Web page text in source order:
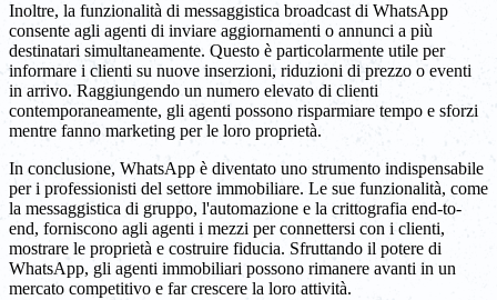
Inoltre, la funzionalità di messaggistica broadcast di WhatsApp
consente agli agenti di inviare aggiornamenti o annunci a più
destinatari simultaneamente. Questo è particolarmente utile per
informare i clienti su nuove inserzioni, riduzioni di prezzo o eventi
in arrivo. Raggiungendo un numero elevato di clienti
contemporaneamente, gli agenti possono risparmiare tempo e sforzi
mentre fanno marketing per le loro proprietà.
In conclusione, WhatsApp è diventato uno strumento indispensabile
per i professionisti del settore immobiliare. Le sue funzionalità, come
la messaggistica di gruppo, l'automazione e la crittografia end-to-
end, forniscono agli agenti i mezzi per connettersi con i clienti,
mostrare le proprietà e costruire fiducia. Sfruttando il potere di
WhatsApp, gli agenti immobiliari possono rimanere avanti in un
mercato competitivo e far crescere la loro attività.